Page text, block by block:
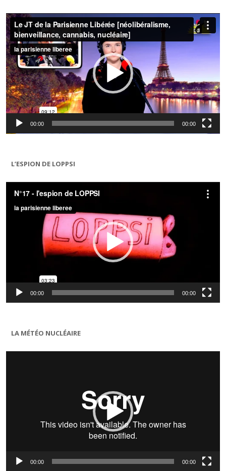
Lecteur
vidéo
00:00 00:00
L’ESPION DE LOPPSI
Lecteur
vidéo
00:00 00:00
LA MÉTÉO NUCLÉAIRE
Lecteur
00:00 00:00